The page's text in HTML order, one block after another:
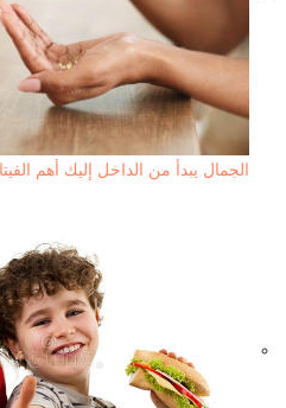
الجمال يبدأ من الداخل إليك أهم